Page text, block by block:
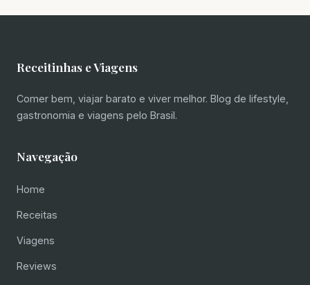
Receitinhas e Viagens
Comer bem, viajar barato e viver melhor. Blog de lifestyle,
gastronomia e viagens pelo Brasil.
Navegação
Home
Receitas
Viagens
Reviews